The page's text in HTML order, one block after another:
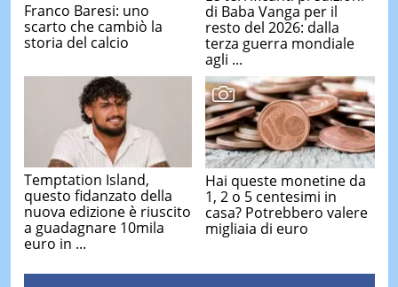
Franco Baresi: uno
scarto che cambiò la
storia del calcio
di Baba Vanga per il
resto del 2026: dalla
terza guerra mondiale
agli ...
Temptation Island,
questo fidanzato della
nuova edizione è riuscito
a guadagnare 10mila
euro in ...
Hai queste monetine da
1, 2 o 5 centesimi in
casa? Potrebbero valere
migliaia di euro